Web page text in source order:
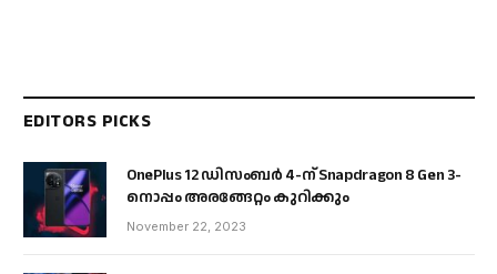
EDITORS PICKS
OnePlus 12 ഡിസംബർ 4-ന് Snapdragon 8 Gen 3-
നൊപ്പം അരങ്ങേറ്റം കുറിക്കും
November 22, 2023